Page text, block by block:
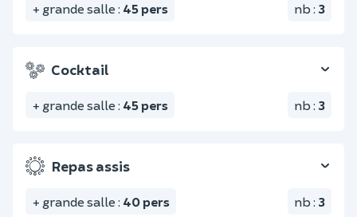
+ grande salle : 45pers nb : 3
Cocktail
+ grande salle : 45pers nb : 3
Repas assis
+ grande salle : 40pers nb : 3